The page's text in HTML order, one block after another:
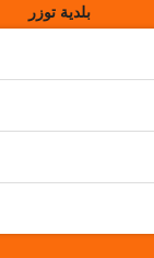
بلدية توزر